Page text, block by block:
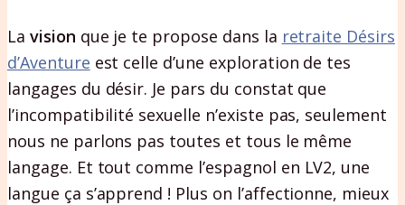
La vision que je te propose dans la retraite Désirs
d’Aventure est celle d’une exploration de tes
langages du désir. Je pars du constat que
l’incompatibilité sexuelle n’existe pas, seulement
nous ne parlons pas toutes et tous le même
langage. Et tout comme l’espagnol en LV2, une
langue ça s’apprend ! Plus on l’affectionne, mieux